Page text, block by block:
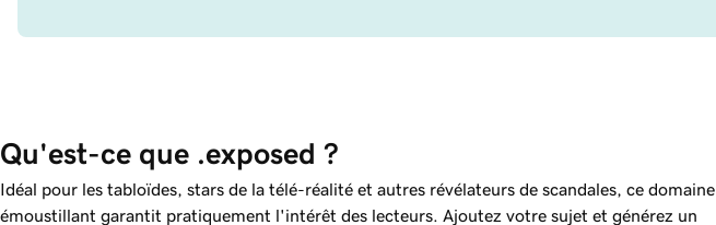
Qu'est-ce que .exposed ?
Idéal pour les tabloïdes, stars de la télé-réalité et autres révélateurs de scandales, ce domaine
émoustillant garantit pratiquement l'intérêt des lecteurs. Ajoutez votre sujet et générez un